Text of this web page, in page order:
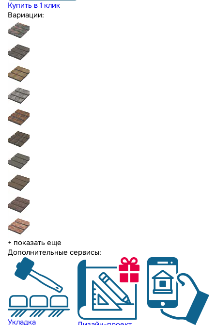
Купить в 1 клик
Вариации:
+ показать еще
Дополнительные сервисы:
Укладка